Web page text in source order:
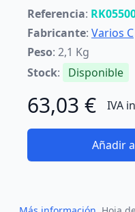
Referencia:
Fabricante: Varios C
Peso: 2,1 Kg
Stock: Disponible
63,03 € IVA
Añadir